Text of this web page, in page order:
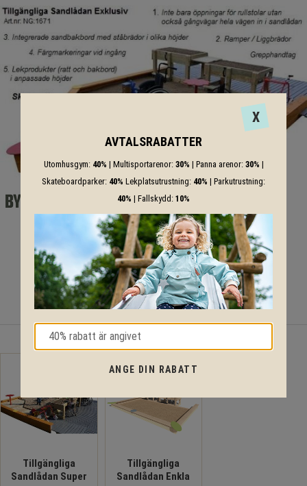
Du kanske också gillar
Tillgängliga
Sandlådan Super
Tillgängliga
Sandlådan Enkla
X
AVTALSRABATTER
Utomhusgym: 40% | Multisportarenor: 30% | Panna arenor: 30% |
Skateboardparker: 40% Lekplatsutrustning: 40% | Parkutrustning:
40% | Fallskydd: 10%
ANGE DIN RABATT